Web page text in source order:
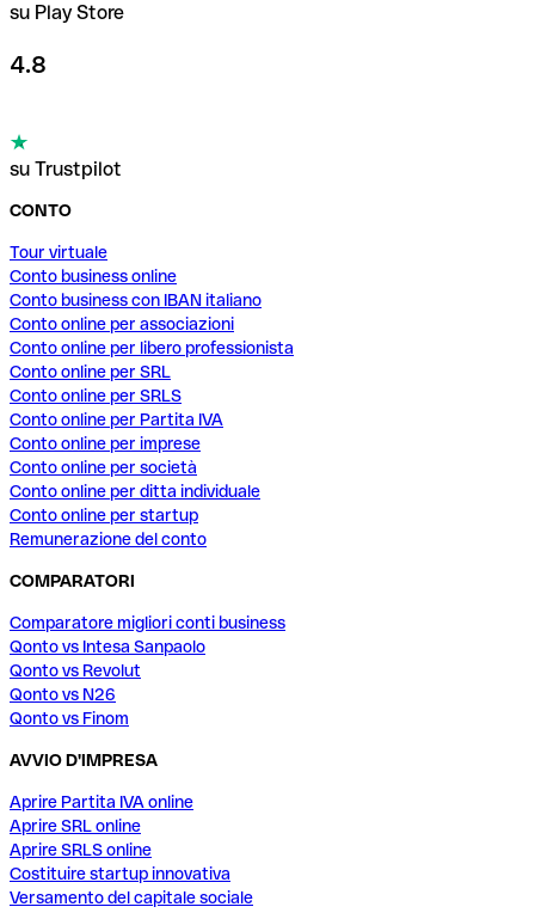
su Play Store
4.8
su Trustpilot
CONTO
Tour virtuale
Conto business online
Conto business con IBAN italiano
Conto online per associazioni
Conto online per libero professionista
Conto online per SRL
Conto online per SRLS
Conto online per Partita IVA
Conto online per imprese
Conto online per società
Conto online per ditta individuale
Conto online per startup
Remunerazione del conto
COMPARATORI
Comparatore migliori conti business
Qonto vs Intesa Sanpaolo
Qonto vs Revolut
Qonto vs N26
Qonto vs Finom
AVVIO D'IMPRESA
Aprire Partita IVA online
Aprire SRL online
Aprire SRLS online
Costituire startup innovativa
Versamento del capitale sociale